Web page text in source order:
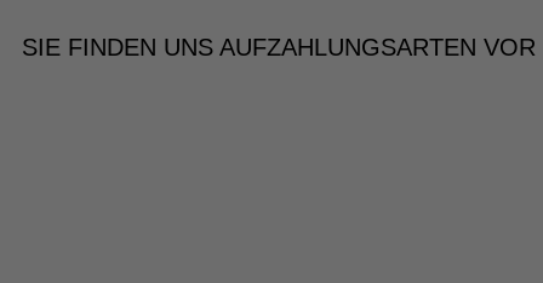
SIE FINDEN UNS AUFZAHLUNGSARTEN VOR